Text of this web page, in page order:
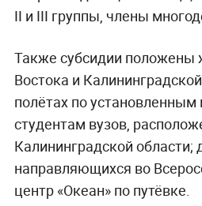
II и III группы, члены
Также субсидии положены
Востока и
полётах по
студентам вузов,
Калининградской области;
направляющихся во
центр «Океан» по путёвке.